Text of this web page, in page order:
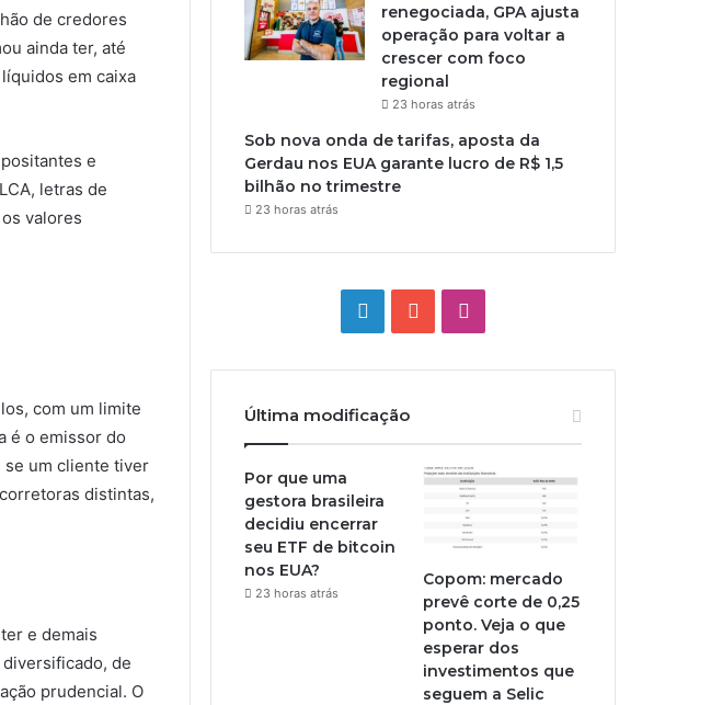
de credores
ainda ter, até
em caixa
e
letras de
valores
com um limite
é o emissor do
um cliente tiver
distintas,
e demais
de
prudencial. O
renegociada, GPA ajusta
operação para voltar a
crescer com foco
regional
23 horas atrás
Sob nova onda de tarifas, aposta da
Gerdau nos EUA garante lucro de R$ 1,5
bilhão no trimestre
23 horas atrás
LinkedinYouTube
Última modificação
Por que uma
gestora brasileira
decidiu encerrar
seu ETF de bitcoin
nos EUA?
23 horas atrás
Copom: mercado
prevê corte de 0,25
ponto. Veja o que
esperar dos
investimentos que
seguem a Selic